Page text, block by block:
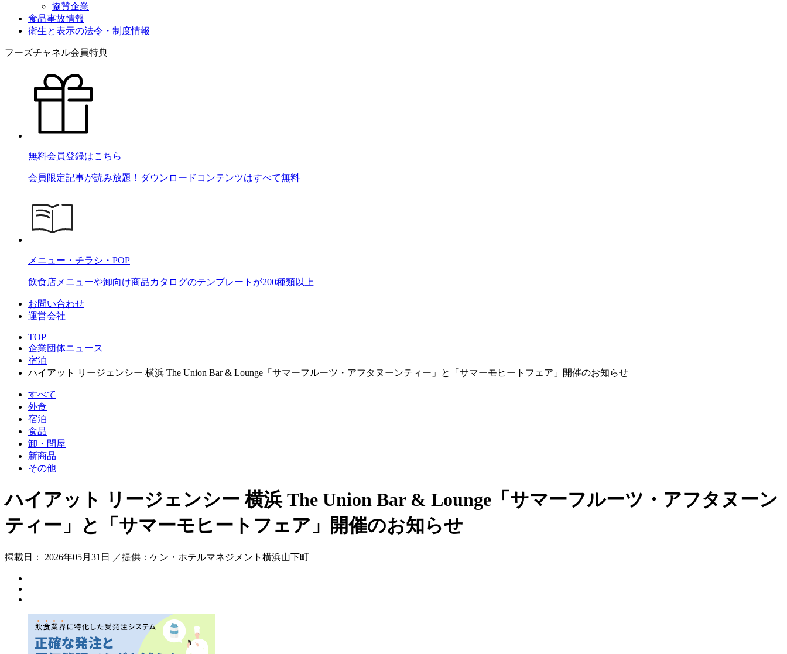
協賛企業
食品事故情報
衛生と表示の法令・制度情報
フーズチャネル会員特典
無料会員登録はこちら
会員限定記事が読み放題！ダウンロードコンテンツはすべて無料
メニュー・チラシ・POP
飲食店メニューや卸向け商品カタログのテンプレートが200種類以上
お問い合わせ
運営会社
TOP
企業団体ニュース
宿泊
ハイアット リージェンシー 横浜 The Union Bar & Lounge「サマーフルーツ・アフタヌーンティー」と「サマーモヒートフェア」開催のお知らせ
すべて
外食
宿泊
食品
卸・問屋
新商品
その他
ハイアット リージェンシー 横浜 The Union Bar & Lounge「サマーフルーツ・アフタヌーン
ティー」と「サマーモヒートフェア」開催のお知らせ
掲載日： 2026年05月31日 ／提供：ケン・ホテルマネジメント横浜山下町